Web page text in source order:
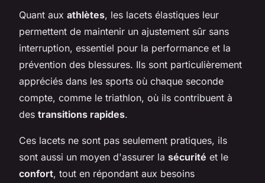
Quant aux athlètes, les lacets élastiques leur
permettent de maintenir un ajustement sûr sans
interruption, essentiel pour la performance et la
prévention des blessures. Ils sont particulièrement
appréciés dans les sports où chaque seconde
compte, comme le triathlon, où ils contribuent à
des transitions rapides.
Ces lacets ne sont pas seulement pratiques, ils
sont aussi un moyen d'assurer la sécurité et le
confort, tout en répondant aux besoins